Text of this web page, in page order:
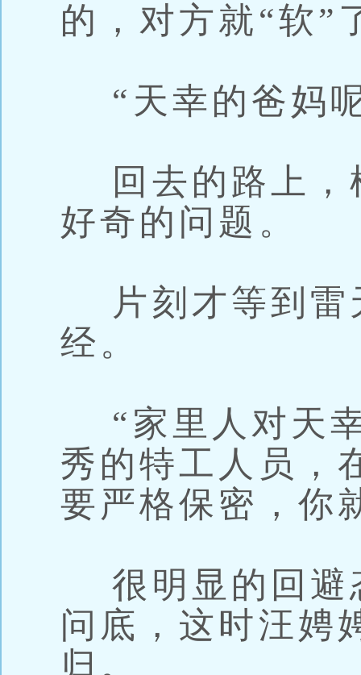
的，对方就“软”
“天幸的爸妈
回去的路上，
好奇的问题。
片刻才等到雷
经。
“家里人对天
秀的特工人员，
要严格保密，你
很明显的回避
问底，这时汪娉
归。